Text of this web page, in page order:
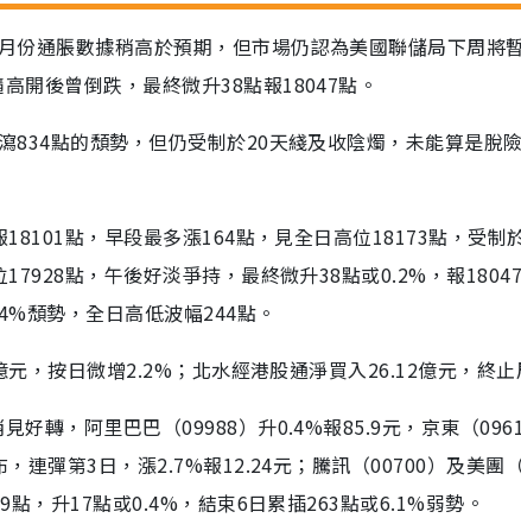
份通脹數據稍高於預期，但市場仍認為美國聯儲局下周將
開後曾倒跌，最終微升38點報18047點。
834點的頹勢，但仍受制於20天綫及收陰燭，未能算是脫
18101點，早段最多漲164點，見全日高位18173點，受制
17928點，午後好淡爭持，最終微升38點或0.2%，報
頹勢，全日高低波幅244點。
，按日微增2.2%；北水經港股通淨買入26.12億元，終止
好轉，阿里巴巴（09988）升0.4%報85.9元，京東（
，連彈第3日，漲2.7%報12.24元；騰訊（00700）及美團
點，升17點或0.4%，結束6日累插263點或6.1%弱勢。